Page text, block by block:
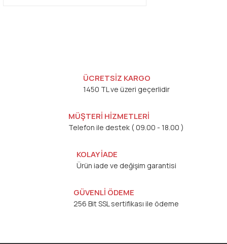
ÜCRETSİZ KARGO
1450 TL ve üzeri geçerlidir
MÜŞTERİ HİZMETLERİ
Telefon ile destek ( 09.00 - 18.00 )
KOLAY İADE
Ürün iade ve değişim garantisi
GÜVENLİ ÖDEME
256 Bit SSL sertifikası ile ödeme